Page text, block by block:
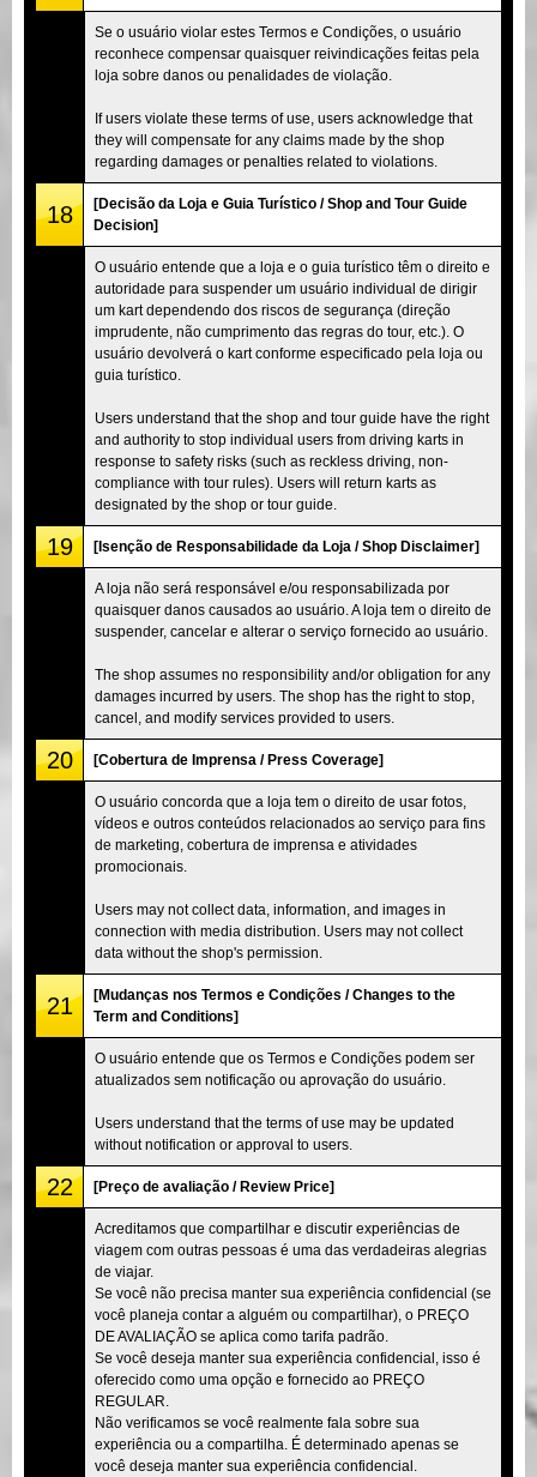
Se o usuário violar estes Termos e Condições, o usuário
reconhece compensar quaisquer reivindicações feitas pela
loja sobre danos ou penalidades de violação.
If users violate these terms of use, users acknowledge that
they will compensate for any claims made by the shop
regarding damages or penalties related to violations.
18
[Decisão da Loja e Guia Turístico / Shop and Tour Guide
Decision]
O usuário entende que a loja e o guia turístico têm o direito e
autoridade para suspender um usuário individual de dirigir
um kart dependendo dos riscos de segurança (direção
imprudente, não cumprimento das regras do tour, etc.). O
usuário devolverá o kart conforme especificado pela loja ou
guia turístico.
Users understand that the shop and tour guide have the right
and authority to stop individual users from driving karts in
response to safety risks (such as reckless driving, non-
compliance with tour rules). Users will return karts as
designated by the shop or tour guide.
19 [Isenção de Responsabilidade da Loja / Shop Disclaimer]
A loja não será responsável e/ou responsabilizada por
quaisquer danos causados ao usuário. A loja tem o direito de
suspender, cancelar e alterar o serviço fornecido ao usuário.
The shop assumes no responsibility and/or obligation for any
damages incurred by users. The shop has the right to stop,
cancel, and modify services provided to users.
20 [Cobertura de Imprensa / Press Coverage]
O usuário concorda que a loja tem o direito de usar fotos,
vídeos e outros conteúdos relacionados ao serviço para fins
de marketing, cobertura de imprensa e atividades
promocionais.
Users may not collect data, information, and images in
connection with media distribution. Users may not collect
data without the shop's permission.
21
[Mudanças nos Termos e Condições / Changes to the
Term and Conditions]
O usuário entende que os Termos e Condições podem ser
atualizados sem notificação ou aprovação do usuário.
Users understand that the terms of use may be updated
without notification or approval to users.
22 [Preço de avaliação / Review Price]
Acreditamos que compartilhar e discutir experiências de
viagem com outras pessoas é uma das verdadeiras alegrias
de viajar.
Se você não precisa manter sua experiência confidencial (se
você planeja contar a alguém ou compartilhar), o PREÇO
DE AVALIAÇÃO se aplica como tarifa padrão.
Se você deseja manter sua experiência confidencial, isso é
oferecido como uma opção e fornecido ao PREÇO
REGULAR.
Não verificamos se você realmente fala sobre sua
experiência ou a compartilha. É determinado apenas se
você deseja manter sua experiência confidencial.